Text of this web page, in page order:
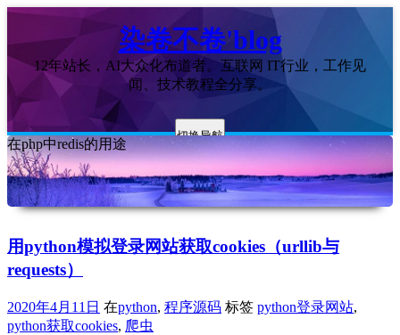
染卷不卷'blog
12年站长，AI大众化布道者。互联网 IT行业，工作见
闻、技术教程全分享。
切换导航
在php中redis的用途
用python模拟登录网站获取cookies（urllib与
requests）
2020年4月11日 在python, 程序源码 标签 python登录网站,
python获取cookies, 爬虫